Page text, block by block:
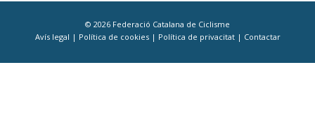
© 2026 Federació Catalana de Ciclisme
Avís legal | Política de cookies | Política de privacitat | Contactar